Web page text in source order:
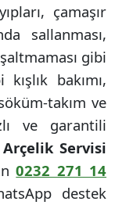
çamaşır
sallanması,
gibi
bakımı,
takım ve
ve garantili
Servisi
0232 271 14
destek